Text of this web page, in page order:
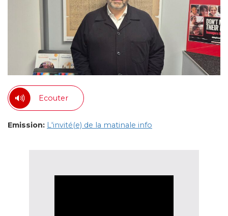
Ecouter
Emission: L'invité(e) de la matinale info